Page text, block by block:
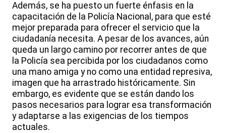
Además, se ha puesto un fuerte énfasis en la
capacitación de la Policía Nacional, para que esté
mejor preparada para ofrecer el servicio que la
ciudadanía necesita. A pesar de los avances, aún
queda un largo camino por recorrer antes de que
la Policía sea percibida por los ciudadanos como
una mano amiga y no como una entidad represiva,
imagen que ha arrastrado históricamente. Sin
embargo, es evidente que se están dando los
pasos necesarios para lograr esa transformación
y adaptarse a las exigencias de los tiempos
actuales.